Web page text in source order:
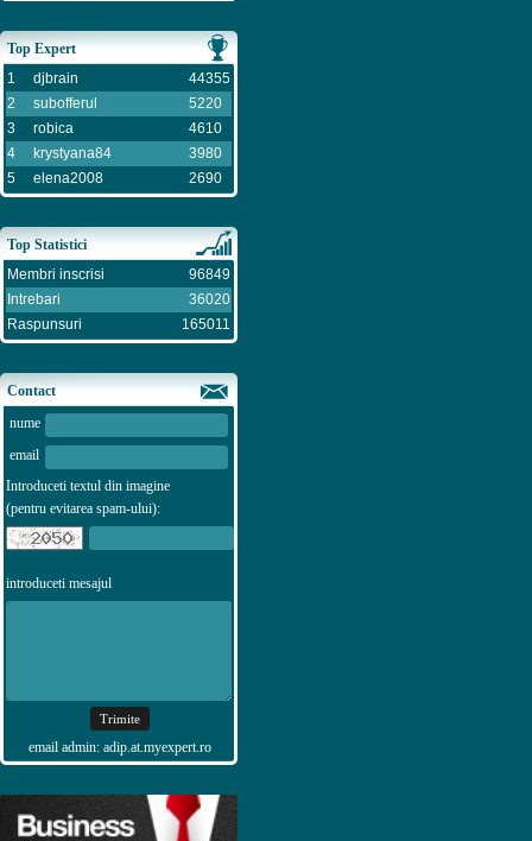
Top Expert
1
djbrain
44355
2
subofferul
5220
3
robica
4610
4
krystyana84
3980
5
elena2008 2690
Top Statistici
Membri inscrisi
96849
Intrebari
36020
Raspunsuri
165011
Contact
nume
email
Introduceti textul din imagine
(pentru evitarea spam-ului):
introduceti mesajul
email admin: adip.at.myexpert.ro